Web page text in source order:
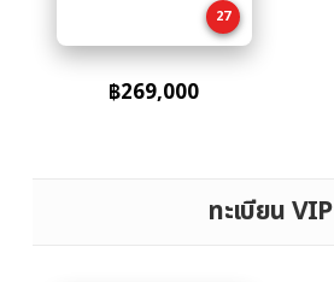
27
฿269,000
ทะเบียน VIP